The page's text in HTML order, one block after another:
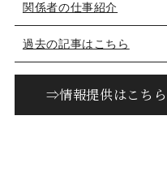
関係者の仕事紹介
過去の記事はこちら
⇒情報提供はこち